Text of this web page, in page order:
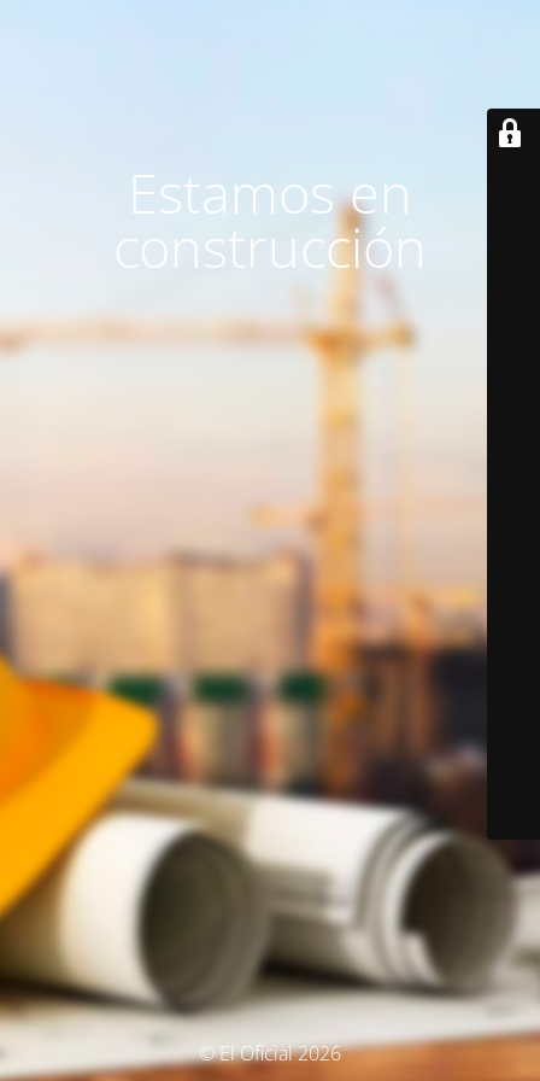
Estamos en
construcción
© El Oficial 2026